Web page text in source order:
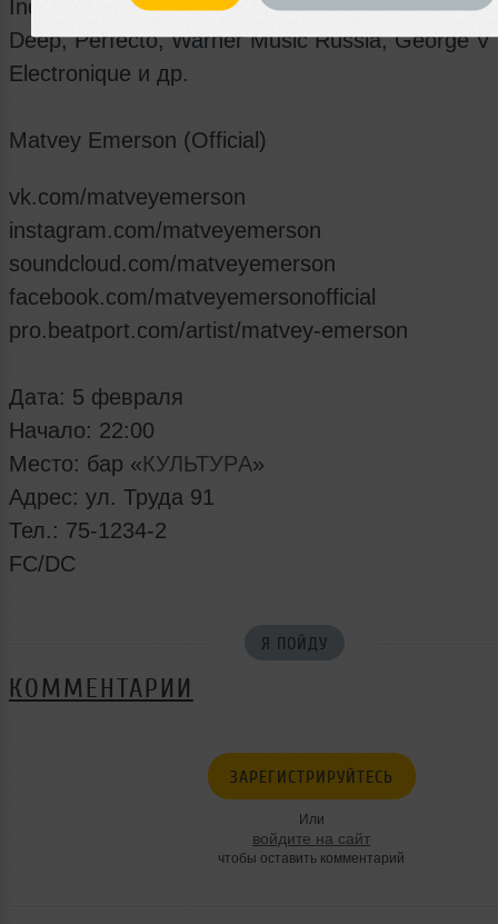
Indiana Tones, Enormous Tunes, Deepalma,
Deep, Perfecto, Warner Music Russia, George V
Electronique и др.
Matvey Emerson (Official)
vk.com/matveyemerson
instagram.com/matveyemerson
soundcloud.com/matveyemerson
facebook.com/matveyemersonofficial
pro.beatport.com/artist/matvey-emerson
Дата: 5 февраля
Начало: 22:00
Место: бар «КУЛЬТУРA»
Адрес: ул. Труда 91
Тел.: 75-1234-2
FC/DC
Я ПОЙДУ
КОММЕНТАРИИ
ЗАРЕГИСТРИРУЙТЕСЬ
Или
войдите на сайт
чтобы оставить комментарий